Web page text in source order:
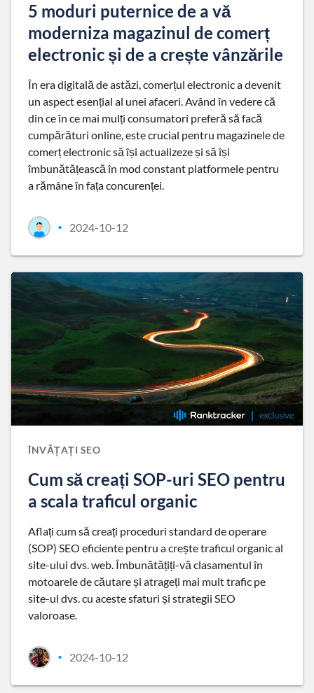
5 moduri puternice de a vă
moderniza magazinul de comerț
electronic și de a crește vânzările
În era digitală de astăzi, comerțul electronic a devenit
un aspect esențial al unei afaceri. Având în vedere că
din ce în ce mai mulți consumatori preferă să facă
cumpărături online, este crucial pentru magazinele de
comerț electronic să își actualizeze și să își
îmbunătățească în mod constant platformele pentru
a rămâne în fața concurenței.
• 2024-10-12
ÎNVĂȚAȚI SEO
Cum să creați SOP-uri SEO pentru
a scala traficul organic
Aflați cum să creați proceduri standard de operare
(SOP) SEO eficiente pentru a crește traficul organic al
site-ului dvs. web. Îmbunătățiți-vă clasamentul în
motoarele de căutare și atrageți mai mult trafic pe
site-ul dvs. cu aceste sfaturi și strategii SEO
valoroase.
• 2024-10-12